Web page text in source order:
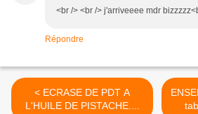
<br /> <br /> j'arriveeee mdr
Répondre
< ECRASE DE PDT A
L'HUILE DE PISTACHE....